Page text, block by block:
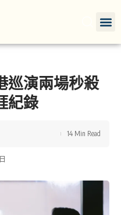
巡演兩場秒殺
紀錄
14 Min Read